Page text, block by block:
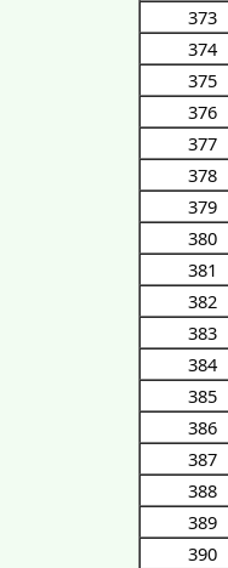
373
374
375
376
377
378
379
380
381
382
383
384
385
386
387
388
389
390